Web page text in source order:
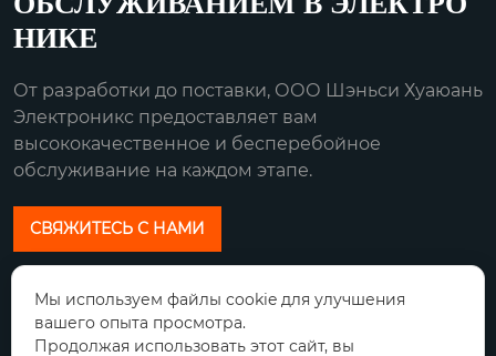
НИКЕ
От разработки до поставки, ООО Шэньси Хуаюань
Электроникс предоставляет вам
высококачественное и бесперебойное
обслуживание на каждом этапе.
СВЯЖИТЕСЬ С НАМИ
Наш адрес:
Город Сяньян, провинция Шэньси циньду
Мы используем файлы cookie для улучшения
вашего опыта просмотра.
Продолжая использовать этот сайт, вы